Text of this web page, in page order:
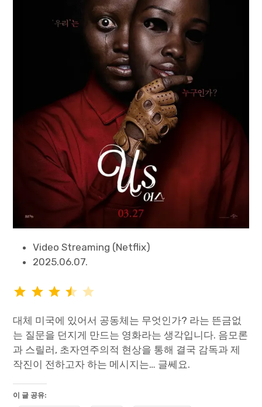
Blender Training
Video Streaming (Netflix)
2025.06.07.
⭐⭐ ⭐
대체 미국에 있어서 공동체는 무엇인가? 라는 뜬금없
는 질문을 던지게 만드는 영화라는 생각입니다. 음모론
과 스릴러, 초자연주의적 현상을 통해 결국 감독과 제
작진이 전하고자 하는 메시지는… 글쎄요.
이 글 공유: